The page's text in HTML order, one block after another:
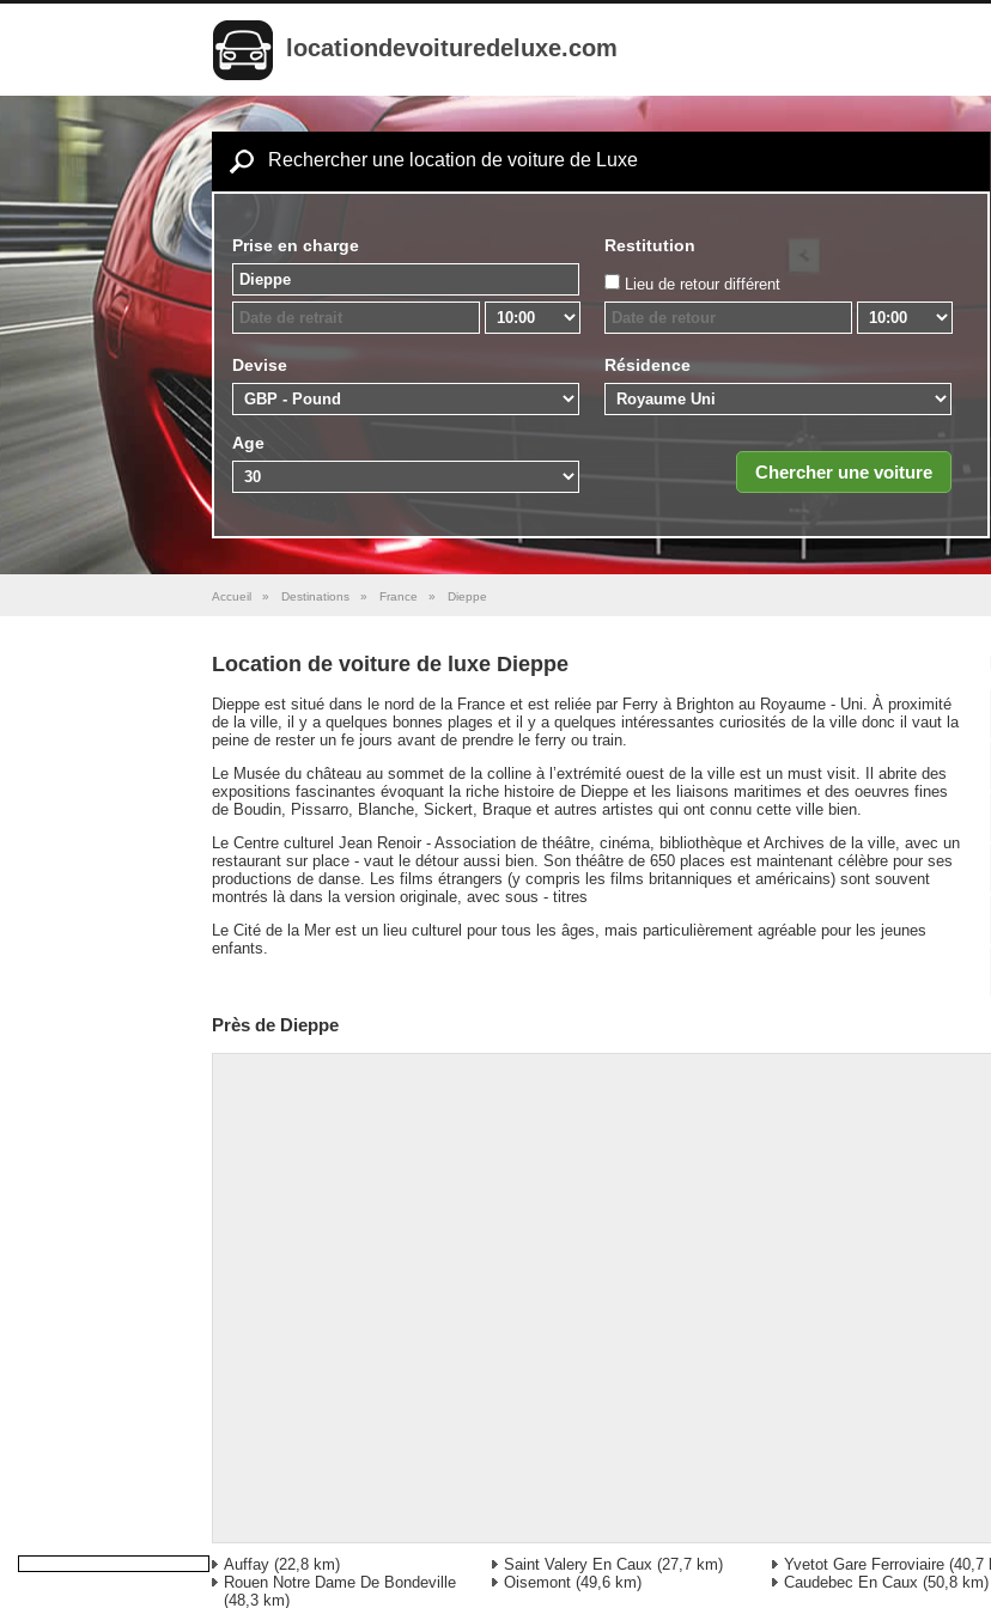
locationdevoituredeluxe.com
Rechercher une location de voiture de Luxe
Prise en charge Restitution
Lieu de retour différent
Devise Résidence
Age
Accueil » Destinations » France » Dieppe
Location de voiture de luxe Dieppe
Dieppe est situé dans le nord de la France et est reliée par Ferry à Brighton au Royaume - Uni. À proximité
de la ville, il y a quelques bonnes plages et il y a quelques intéressantes curiosités de la ville donc il vaut la
peine de rester un fe jours avant de prendre le ferry ou train.
Le Musée du château au sommet de la colline à l’extrémité ouest de la ville est un must visit. Il abrite des
expositions fascinantes évoquant la riche histoire de Dieppe et les liaisons maritimes et des oeuvres fines
de Boudin, Pissarro, Blanche, Sickert, Braque et autres artistes qui ont connu cette ville bien.
Le Centre culturel Jean Renoir - Association de théâtre, cinéma, bibliothèque et Archives de la ville, avec un
restaurant sur place - vaut le détour aussi bien. Son théâtre de 650 places est maintenant célèbre pour ses
productions de danse. Les films étrangers (y compris les films britanniques et américains) sont souvent
montrés là dans la version originale, avec sous - titres
Le Cité de la Mer est un lieu culturel pour tous les âges, mais particulièrement agréable pour les jeunes
enfants.
Près de Dieppe
Auffay (22,8 km) Saint Valery En Caux (27,7 km) Yvetot Gare Ferroviaire (40,7
Rouen Notre Dame De Bondeville
(48,3 km)
Oisemont (49,6 km) Caudebec En Caux (50,8 km)